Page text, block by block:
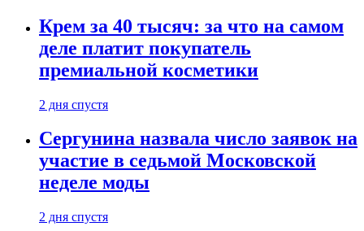
Крем за 40 тысяч: за что на самом
деле платит покупатель
премиальной косметики
2 дня спустя
Сергунина назвала число заявок на
участие в седьмой Московской
неделе моды
2 дня спустя